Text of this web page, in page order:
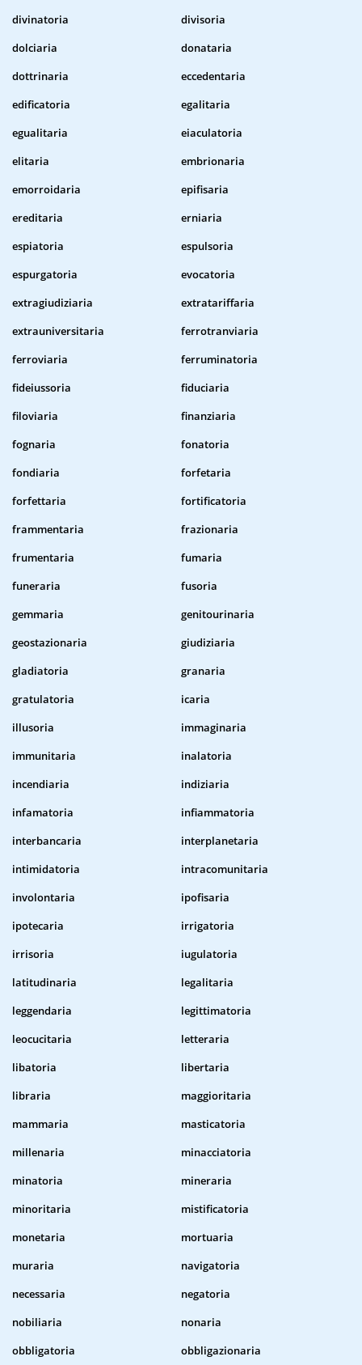
divinatoria
divisoria
dolciaria
donataria
dottrinaria
eccedentaria
edificatoria
egalitaria
egualitaria
eiaculatoria
elitaria
embrionaria
emorroidaria
epifisaria
ereditaria
erniaria
espiatoria
espulsoria
espurgatoria
evocatoria
extragiudiziaria
extratariffaria
extrauniversitaria
ferrotranviaria
ferroviaria
ferruminatoria
fideiussoria
fiduciaria
filoviaria
finanziaria
fognaria
fonatoria
fondiaria
forfetaria
forfettaria
fortificatoria
frammentaria
frazionaria
frumentaria
fumaria
funeraria
fusoria
gemmaria
genitourinaria
geostazionaria
giudiziaria
gladiatoria
granaria
gratulatoria
icaria
illusoria
immaginaria
immunitaria
inalatoria
incendiaria
indiziaria
infamatoria
infiammatoria
interbancaria
interplanetaria
intimidatoria
intracomunitaria
involontaria
ipofisaria
ipotecaria
irrigatoria
irrisoria
iugulatoria
latitudinaria
legalitaria
leggendaria
legittimatoria
leocucitaria
letteraria
libatoria
libertaria
libraria
maggioritaria
mammaria
masticatoria
millenaria
minacciatoria
minatoria
mineraria
minoritaria
mistificatoria
monetaria
mortuaria
muraria
navigatoria
necessaria
negatoria
nobiliaria
nonaria
obbligatoria
obbligazionaria